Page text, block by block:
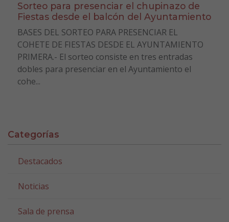
Sorteo para presenciar el chupinazo de
Fiestas desde el balcón del Ayuntamiento
BASES DEL SORTEO PARA PRESENCIAR EL
COHETE DE FIESTAS DESDE EL AYUNTAMIENTO
PRIMERA.- El sorteo consiste en tres entradas
dobles para presenciar en el Ayuntamiento el
cohe...
Categorías
Destacados
Noticias
Sala de prensa